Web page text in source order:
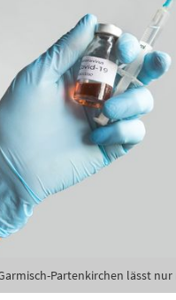
Partenkirchen lässt